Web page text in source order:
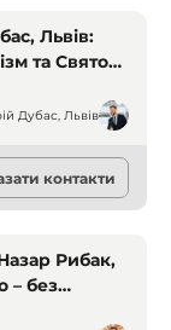
Львів:
та Свято
Дубас, Львів
контакти
Рибак,
– без